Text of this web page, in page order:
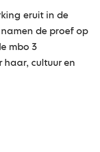
eruit in de
de proef op
mbo 3
cultuur en